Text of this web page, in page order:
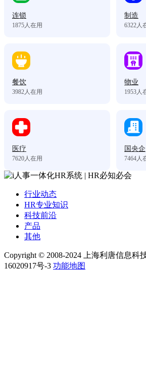
连锁
1875人在用
制造
6322人
餐饮
3982人在用
物业
1953人
医疗
7620人在用
国央企
7464人
行业动态
HR专业知识
科技前沿
产品
其他
Copyright © 2008-2024 上海利唐信息科
16020917号-3 功能地图